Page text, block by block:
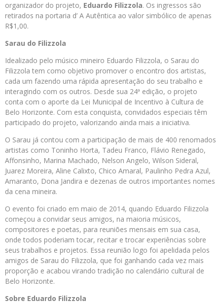
organizador do projeto, Eduardo Filizzola. Os ingressos são
retirados na portaria d’ A Autêntica ao valor simbólico de apenas
R$1,00.
Sarau do Filizzola
Idealizado pelo músico mineiro Eduardo Filizzola, o Sarau do
Filizzola tem como objetivo promover o encontro dos artistas,
cada um fazendo uma rápida apresentação do seu trabalho e
interagindo com os outros. Desde sua 24ª edição, o projeto
conta com o aporte da Lei Municipal de Incentivo à Cultura de
Belo Horizonte. Com esta conquista, convidados especiais têm
participado do projeto, valorizando ainda mais a iniciativa.
O Sarau já contou com a participação de mais de 400 renomados
artistas como Toninho Horta, Tadeu Franco, Flávio Renegado,
Affonsinho, Marina Machado, Nelson Angelo, Wilson Sideral,
Juarez Moreira, Aline Calixto, Chico Amaral, Paulinho Pedra Azul,
Amaranto, Dona Jandira e dezenas de outros importantes nomes
da cena mineira.
O evento foi criado em maio de 2014, quando Eduardo Filizzola
começou a convidar seus amigos, na maioria músicos,
compositores e poetas, para reuniões mensais em sua casa,
onde todos poderiam tocar, recitar e trocar experiências sobre
seus trabalhos e projetos. Essa reunião logo foi apelidada pelos
amigos de Sarau do Filizzola, que foi ganhando cada vez mais
proporção e acabou virando tradição no calendário cultural de
Belo Horizonte.
Sobre Eduardo Filizzola